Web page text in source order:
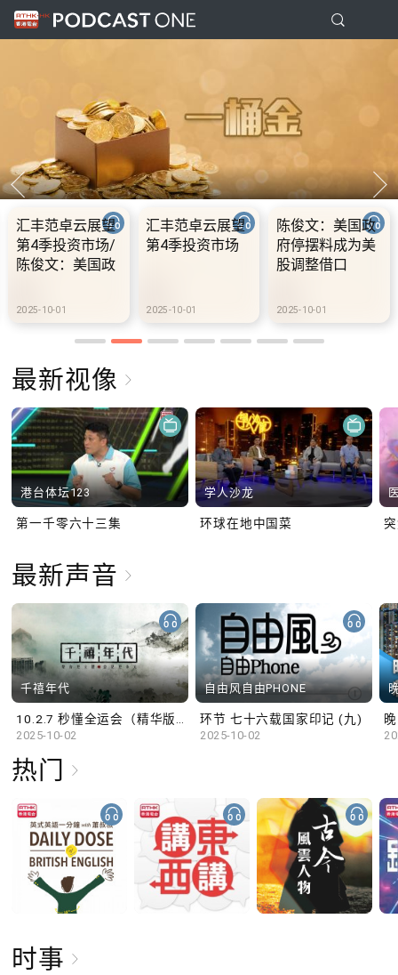
汇丰范卓云展望
第4季投资市场/
陈俊文：美国政
股调整借口
2025-10-01
汇丰范卓云展望
第4季投资市场
2025-10-01
陈俊文：美国政
府停摆料成为美
股调整借口
2025-10-01
最新视像
港台体坛123
第一千零六十三集
学人沙龙
环球在地中国菜
最新声音
千禧年代
2025-10-02
自由风自由PHONE
环节 七十六载国家印记 (九)
2025-10-02
热门
时事